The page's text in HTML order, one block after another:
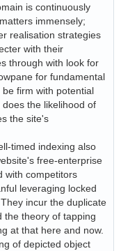
is continuously
immensely;
realisation strategies
with their
through with look for
for fundamental
firm with potential
the likelihood of
the site's
timed indexing also
free-enterprise
with competitors
leveraging locked
incur the duplicate
the theory of tapping
at that here and now.
of depicted object